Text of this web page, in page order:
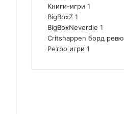
Книги-игри 1
BigBoxZ 1
BigBoxNeverdie 1
Critshappen борд ревю
Ретро игри 1